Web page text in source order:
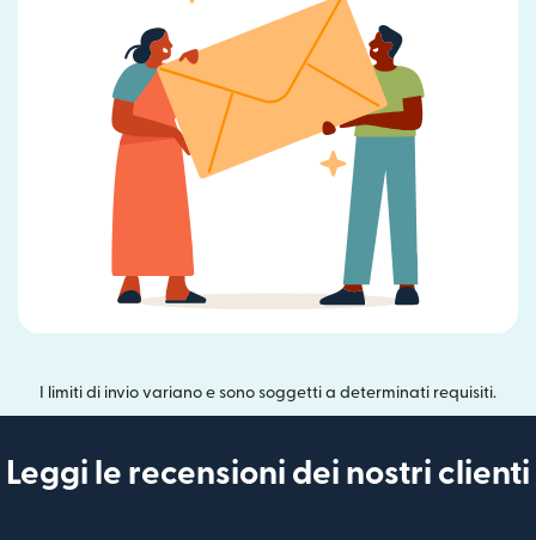
I limiti di invio variano e sono soggetti a determinati requisiti.
Leggi le recensioni dei nostri clienti